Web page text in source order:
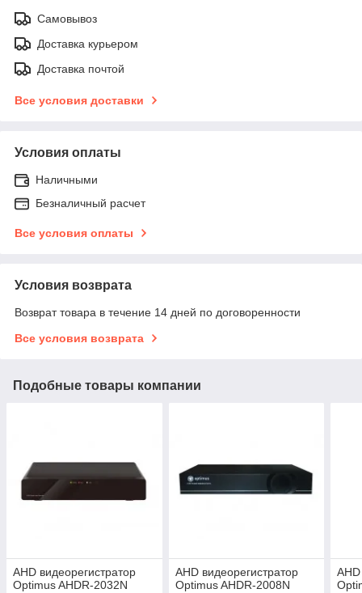
Самовывоз
Доставка курьером
Доставка почтой
Все условия доставки
Условия оплаты
Наличными
Безналичный расчет
Все условия оплаты
Условия возврата
Возврат товара в течение 14 дней по договоренности
Все условия возврата
Подобные товары компании
AHD видеорегистратор
Optimus AHDR-2032N
AHD видеорегистратор
Optimus AHDR-2008N